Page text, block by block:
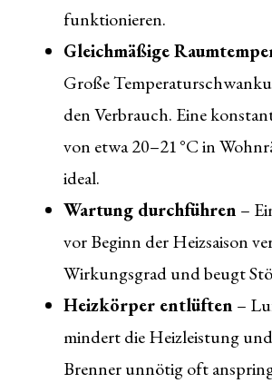
funktionieren.
Gleichmäßige
Große
den Verbrauch. Eine
von etwa 20–21 °C in
ideal.
Wartung durchführen –
vor Beginn der Heizsaison
Wirkungsgrad und beugt
Heizkörper entlüften –
mindert die Heizleistung
Brenner unnötig oft